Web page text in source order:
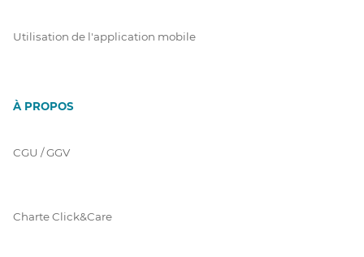
Utilisation de l'application mobile
À PROPOS
CGU / GGV
Charte Click&Care